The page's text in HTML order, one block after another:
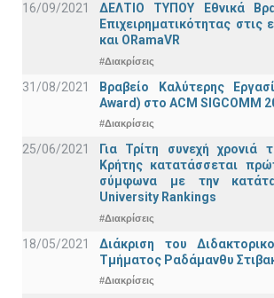
16/09/2021
ΔΕΛΤΙΟ ΤΥΠΟΥ Εθνικά
Επιχειρηματικότητας στις
και ORamaVR
#Διακρίσεις
31/08/2021
Βραβείο Καλύτερης
Award) στο ACM SIGCOMM
#Διακρίσεις
25/06/2021
Για Τρίτη συνεχή χρονιά
Κρήτης κατατάσσεται
σύμφωνα με την
University Rankings
#Διακρίσεις
18/05/2021
Διάκριση του
Τμήματος Ραδάμανθυ
#Διακρίσεις